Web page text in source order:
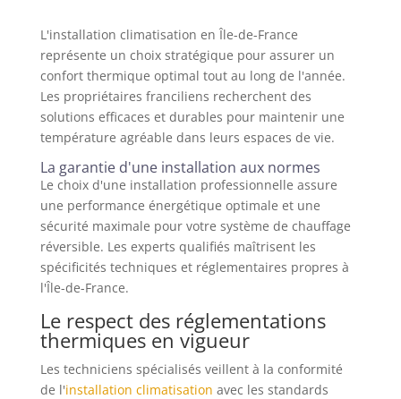
L'installation climatisation en Île-de-France
représente un choix stratégique pour assurer un
confort thermique optimal tout au long de l'année.
Les propriétaires franciliens recherchent des
solutions efficaces et durables pour maintenir une
température agréable dans leurs espaces de vie.
La garantie d'une installation aux normes
Le choix d'une installation professionnelle assure
une performance énergétique optimale et une
sécurité maximale pour votre système de chauffage
réversible. Les experts qualifiés maîtrisent les
spécificités techniques et réglementaires propres à
l'Île-de-France.
Le respect des réglementations
thermiques en vigueur
Les techniciens spécialisés veillent à la conformité
de l'installation climatisation avec les standards